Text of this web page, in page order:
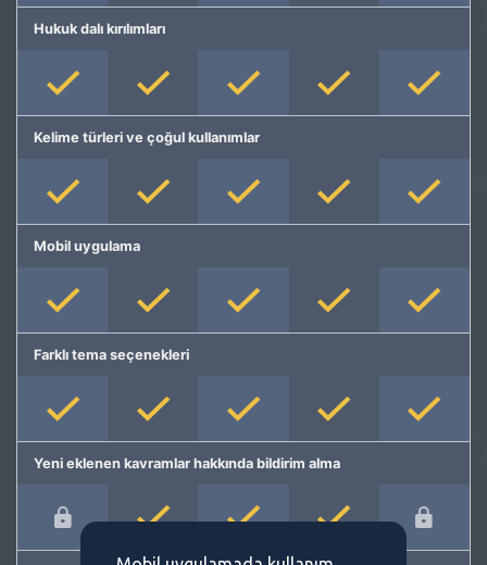
Hukuk dalı kırılımları
Kelime türleri ve çoğul kullanımlar
Mobil uygulama
Farklı tema seçenekleri
Yeni eklenen kavramlar hakkında bildirim alma